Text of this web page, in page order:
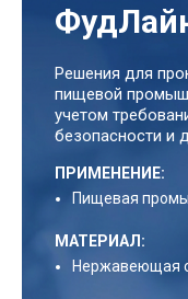
Решения для
пищевой
учетом
безопасности и
ПРИМЕНЕНИЕ:
Пищевая
МАТЕРИАЛ:
Нержавеющая